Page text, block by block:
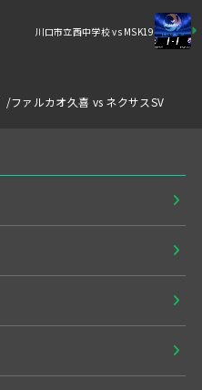
川口市立西中学校 vs MSK19
ファルカオ久喜 vs ネクサスSV